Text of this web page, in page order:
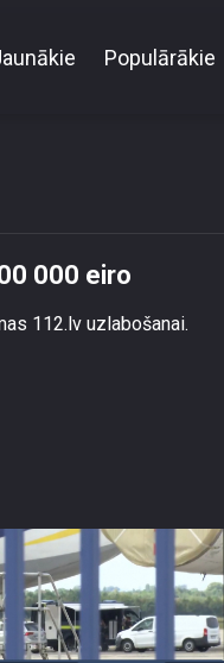
Populārākie
000 eiro
112.lv uzlabošanai.